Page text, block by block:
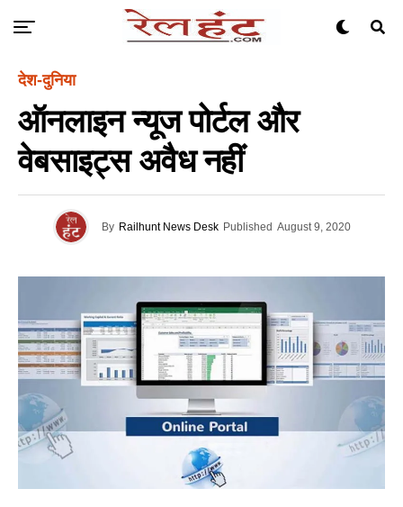
देश-दुनिया
ऑनलाइन न्यूज पोर्टल और
वेबसाइट्स अवैध नहीं
By Railhunt News Desk Published August 9, 2020